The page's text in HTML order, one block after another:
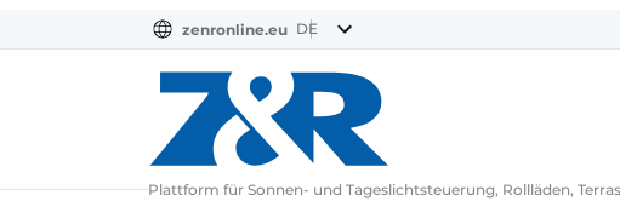
zenronline.eu DE
Plattform für Sonnen- und Tageslichtsteuerung, Rollläden,